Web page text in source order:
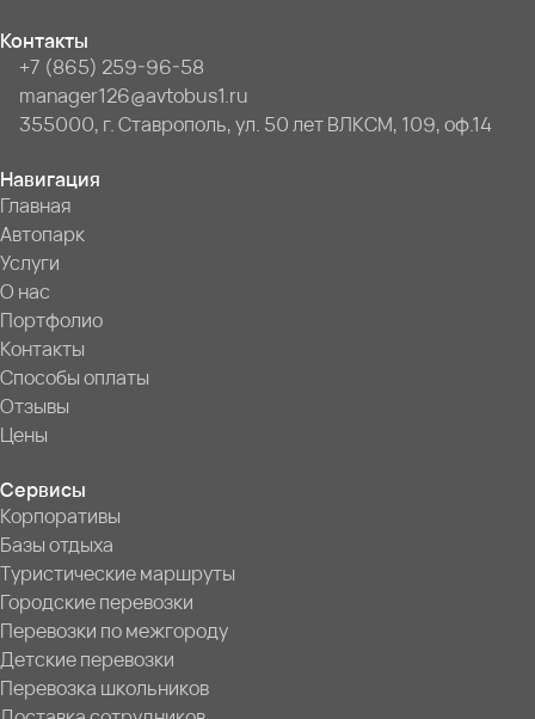
Контакты
+7 (865) 259-96-58
manager126@avtobus1.ru
355000, г. Ставрополь, ул. 50 лет ВЛКСМ, 109, оф.14
Навигация
Главная
Автопарк
Услуги
О нас
Портфолио
Контакты
Способы оплаты
Отзывы
Цены
Сервисы
Корпоративы
Базы отдыха
Туристические маршруты
Городские перевозки
Перевозки по межгороду
Детские перевозки
Перевозка школьников